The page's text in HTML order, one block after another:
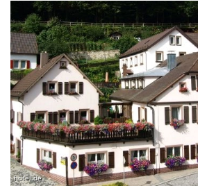
hotel.de